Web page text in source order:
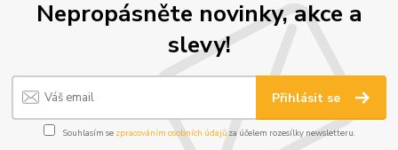
Nepropásněte novinky, akce a
slevy!
Přihlásit se
Souhlasím se zpracováním osobních údajůza účelem rozesílky newsletteru.